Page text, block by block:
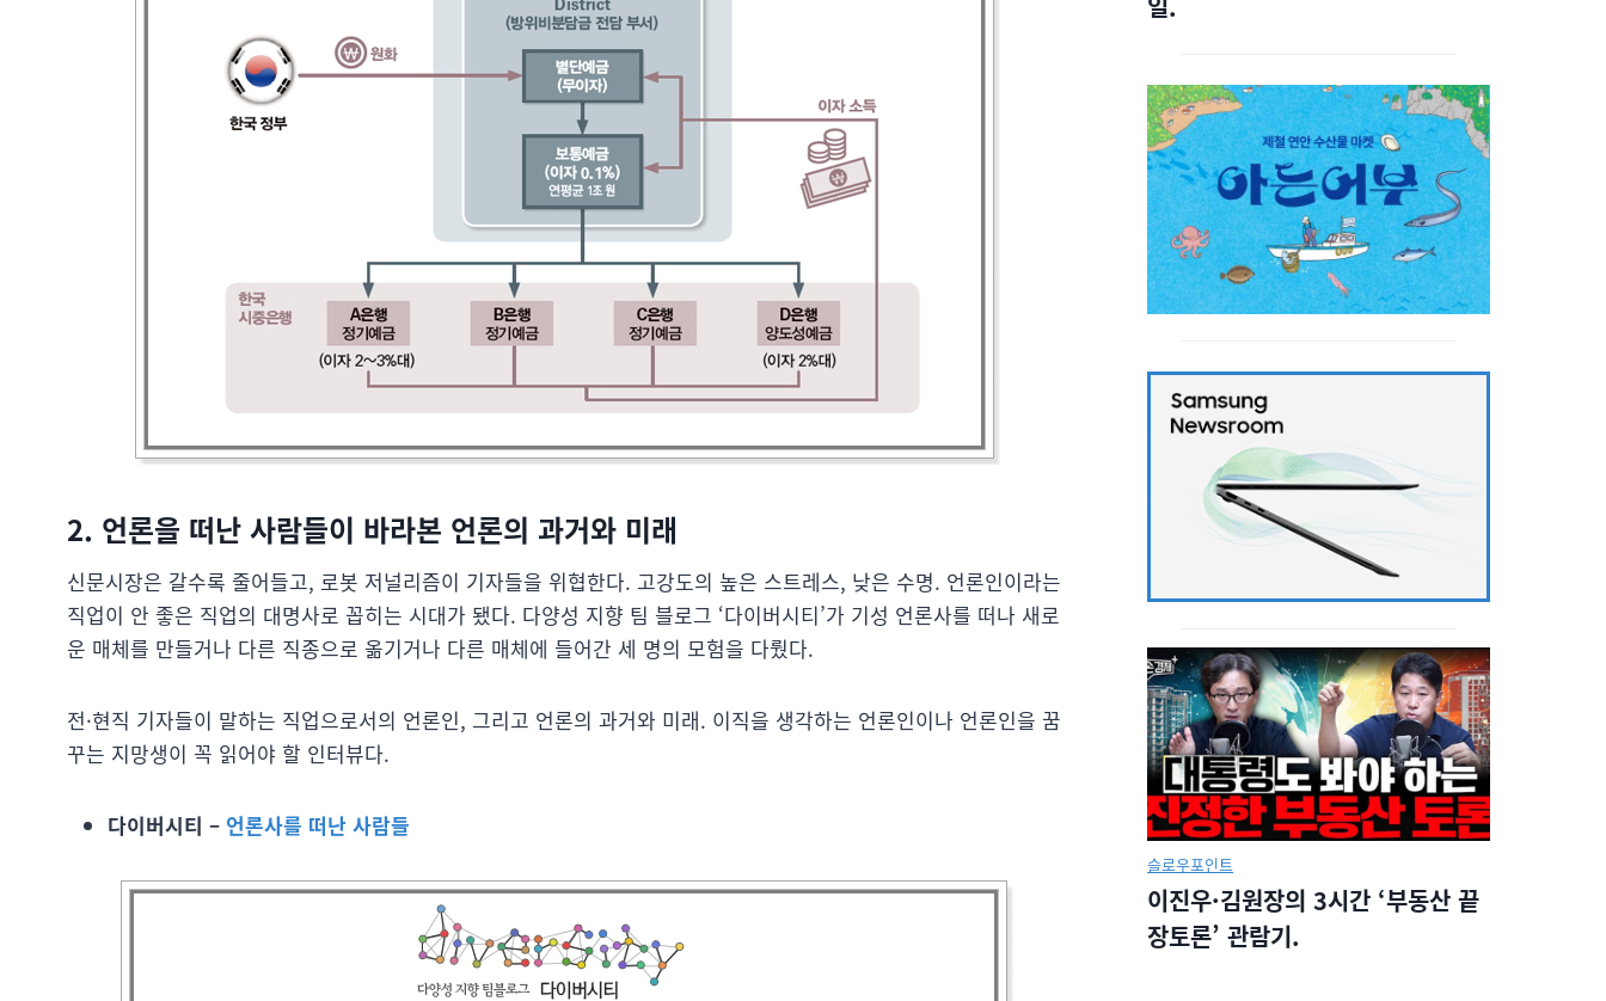
2. 언론을 떠난 사람들이 바라본 언론의 과거와 미래
신문시장은 갈수록 줄어들고, 로봇 저널리즘이 기자들을 위협한다. 고강도의 높은 스트레스, 낮은 수명. 언론인이라는
직업이 안 좋은 직업의 대명사로 꼽히는 시대가 됐다. 다양성 지향 팀 블로그 ‘다이버시티’가 기성 언론사를 떠나 새로
운 매체를 만들거나 다른 직종으로 옮기거나 다른 매체에 들어간 세 명의 모험을 다뤘다.
전·현직 기자들이 말하는 직업으로서의 언론인, 그리고 언론의 과거와 미래. 이직을 생각하는 언론인이나 언론인을 꿈
꾸는 지망생이 꼭 읽어야 할 인터뷰다.
다이버시티 – 언론사를 떠난 사람들
슬로우포인트
이진우·김원장의 3시간 ‘부동산 끝
장토론’ 관람기.